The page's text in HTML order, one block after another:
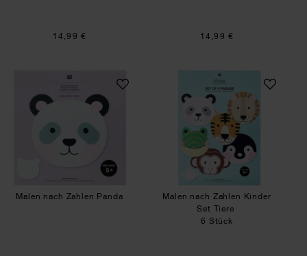
14,99 € 14,99 €
Malen nach Zahlen Panda
Malen nach Zahlen Panda
Malen nach
Malen nach Zahlen Kinder
Set Tiere
6 Stück